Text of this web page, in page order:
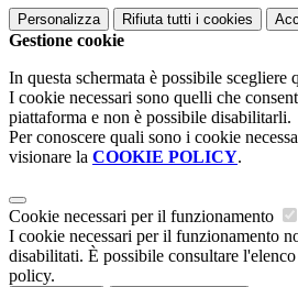
Personalizza Rifiuta tutti i cookies
Gestione cookie
In questa schermata è possibile scegliere
I cookie necessari sono quelli che
piattaforma e non è possibile disabilitarli.
Per conoscere quali sono i cookie
visionare la COOKIE POLICY.
Cookie necessari per il funzionamento
I cookie necessari per il funzionamento
disabilitati. È possibile consultare
policy.